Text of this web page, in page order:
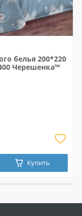
белья 200*220
Черешенка™
Купить